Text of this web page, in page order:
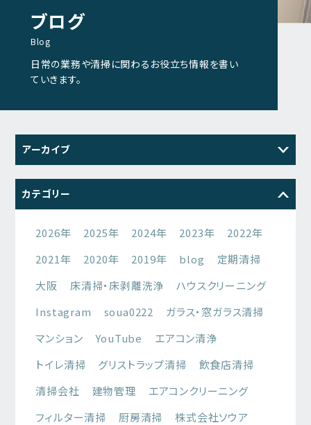
ブログ
Blog
日常の業務や清掃に関わるお役立ち情報を書い
ていきます。
アーカイブ
2026
カテゴリー
2026年 2025年 2024年 2023年
2022年
2021年
2020年 2019年 blog
定期清掃
大阪
床清掃・床剥離洗浄
ハウスクリーニング
Instagram
soua0222
ガラス・窓ガラス清掃
マンション
YouTube
エアコン清浄
トイレ清掃
グリストラップ清掃
飲食店清掃
清掃会社
建物管理
エアコンクリーニング
フィルター清掃
厨房清掃
株式会社ソウア